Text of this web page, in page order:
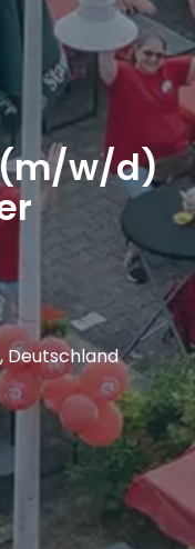
w/d)
, Deutschland